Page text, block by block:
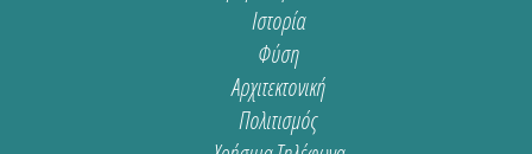
Ιστορία
Φύση
Αρχιτεκτονική
Πολιτισμός